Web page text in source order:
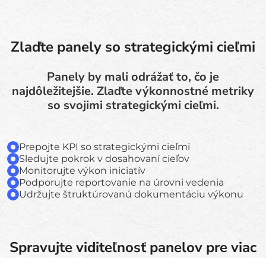
Zlaďte panely so strategickými cieľmi
Panely by mali odrážať to, čo je
najdôležitejšie. Zlaďte výkonnostné metriky
so svojimi strategickými cieľmi.
Prepojte KPI so strategickými cieľmi
Sledujte pokrok v dosahovaní cieľov
Monitorujte výkon iniciatív
Podporujte reportovanie na úrovni vedenia
Udržujte štruktúrovanú dokumentáciu výkonu
Spravujte viditeľnosť panelov pre viac